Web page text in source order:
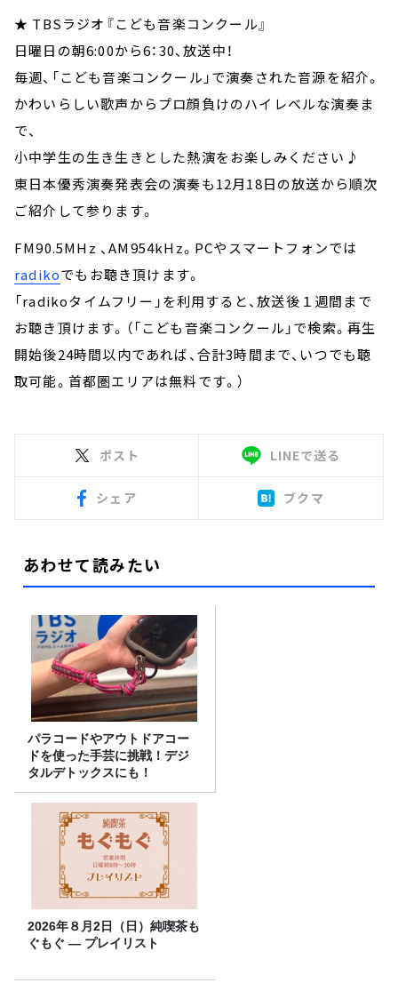
★ TBSラジオ『こども音楽コンクール』
日曜日の朝6:00から6：30、放送中！
毎週、「こども音楽コンクール」で演奏された音源を紹介。
かわいらしい歌声からプロ顔負けのハイレベルな演奏ま
で、
小中学生の生き生きとした熱演をお楽しみください♪
東日本優秀演奏発表会の演奏も12月18日の放送から順次
ご紹介して参ります。
FM90.5MHz 、AM954kHz。PCやスマートフォンでは
radikoでもお聴き頂けます。
「radikoタイムフリー」を利用すると、放送後１週間まで
お聴き頂けます。（「こども音楽コンクール」で検索。再生
開始後24時間以内であれば、合計3時間まで、いつでも聴
取可能。首都圏エリアは無料です。）
ポスト LINEで送る
シェア ブクマ
あわせて読みたい
パラコードやアウトドアコー
ドを使った手芸に挑戦！デジ
タルデトックスにも！
2026年８月2日（日）純喫茶も
ぐもぐ ― プレイリスト